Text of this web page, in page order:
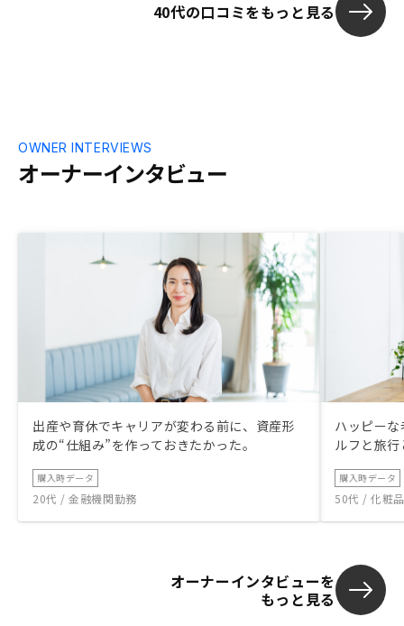
40代の口コミをもっと見る
オーナーインタビュー
OWNER INTERVIEWS
出産や育休でキャリアが変わる前に、資産形
成の“仕組み”を作っておきたかった。
購入時データ
20代 / 金融機関勤務
ハッピー
ルフと旅
購入時データ
50代 / 化粧
オーナーインタビューを
もっと見る